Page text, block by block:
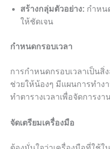
สร้างกลุ่มตัวอย่าง: กำหน
ให้ชัดเจน
กำหนดกรอบเวลา
การกำหนดกรอบเวลาเป็น
ช่วยให้น้องๆ มีแผนการทำง
ทำตารางเวลาเพื่อจัดการง
จัดเตรียมเครื่องมือ